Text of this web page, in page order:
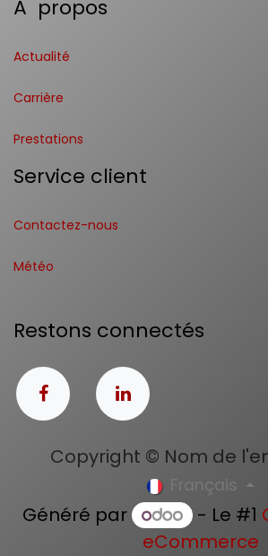
À propos
Actualité
Carrière
Prestations
Service client
Contactez-nous
Météo
Restons connectés
Copyright © Nom de
Français
Généré par - Le #1
eCommerce